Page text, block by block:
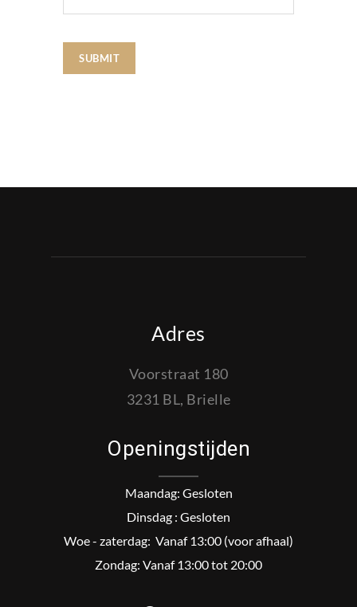
Adres
Voorstraat 180
3231 BL, Brielle
Openingstijden
Maandag: Gesloten
Dinsdag : Gesloten
Woe - zaterdag: Vanaf 13:00 (voor afhaal)
Zondag: Vanaf 13:00 tot 20:00